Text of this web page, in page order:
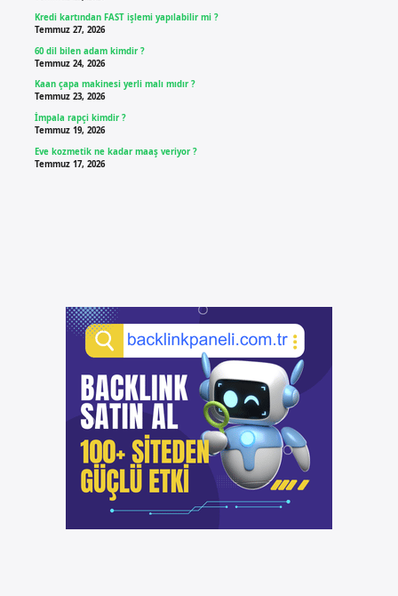
Kredi kartından FAST işlemi yapılabilir mi ?
Temmuz 27, 2026
60 dil bilen adam kimdir ?
Temmuz 24, 2026
Kaan çapa makinesi yerli malı mıdır ?
Temmuz 23, 2026
İmpala rapçi kimdir ?
Temmuz 19, 2026
Eve kozmetik ne kadar maaş veriyor ?
Temmuz 17, 2026